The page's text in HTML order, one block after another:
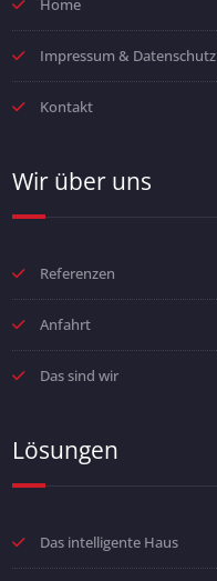
Home
Impressum & Datenschutz
Kontakt
Wir über uns
Referenzen
Anfahrt
Das sind wir
Lösungen
Das intelligente Haus